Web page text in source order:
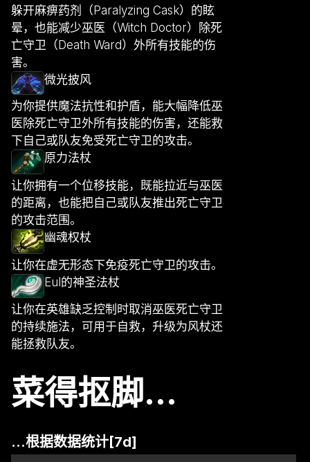
躲开麻痹药剂（Paralyzing Cask）的眩
晕，也能减少巫医（Witch Doctor）除死
亡守卫（Death Ward）外所有技能的伤
害。
微光披风
为你提供魔法抗性和护盾，能大幅降低巫
医除死亡守卫外所有技能的伤害，还能救
下自己或队友免受死亡守卫的攻击。
原力法杖
让你拥有一个位移技能，既能拉近与巫医
的距离，也能把自己或队友推出死亡守卫
的攻击范围。
幽魂权杖
让你在虚无形态下免疫死亡守卫的攻击。
Eul的神圣法杖
让你在英雄缺乏控制时取消巫医死亡守卫
的持续施法，可用于自救，升级为风杖还
能拯救队友。
菜得抠脚...
...根据数据统计[7d]